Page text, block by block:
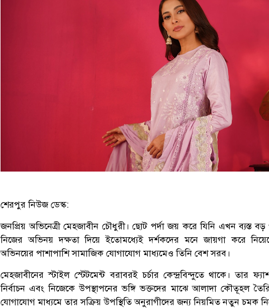
শেরপুর নিউজ ডেস্ক:
জনপ্রিয় অভিনেত্রী মেহজাবীন চৌধুরী। ছোট পর্দা জয় করে যিনি এখন ব্যস্ত বড়
নিজের অভিনয় দক্ষতা দিয়ে ইতোমধ্যেই দর্শকদের মনে জায়গা করে
অভিনয়ের পাশাপাশি সামাজিক যোগাযোগ মাধ্যমেও তিনি বেশ সরব।
মেহজাবীনের স্টাইল স্টেটমেন্ট বরাবরই চর্চার কেন্দ্রবিন্দুতে থাকে। তার
নির্বাচন এবং নিজেকে উপস্থাপনের ভঙ্গি ভক্তদের মাঝে আলাদা কৌতূহল
যোগাযোগ মাধ্যমে তার সক্রিয় উপস্থিতি অনুরাগীদের জন্য নিয়মিত নতুন চমক